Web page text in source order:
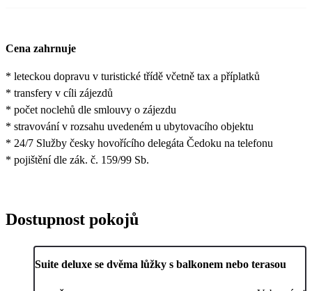
Cena zahrnuje
* leteckou dopravu v turistické třídě včetně tax a příplatků
* transfery v cíli zájezdů
* počet noclehů dle smlouvy o zájezdu
* stravování v rozsahu uvedeném u ubytovacího objektu
* 24/7 Služby česky hovořícího delegáta Čedoku na telefonu
* pojištění dle zák. č. 159/99 Sb.
Dostupnost pokojů
Suite deluxe se dvěma lůžky s balkonem nebo terasou